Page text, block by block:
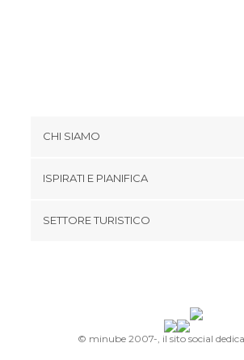
CHI SIAMO
Termini e Condizioni
ISPIRATI E PIANIFICA
SETTORE TURISTICO
© minube 2007-, il sito social